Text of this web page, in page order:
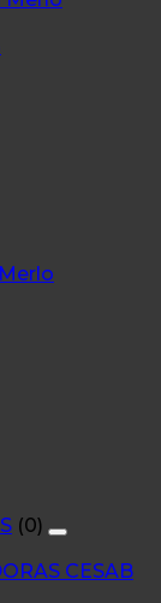
(0)
CESAB